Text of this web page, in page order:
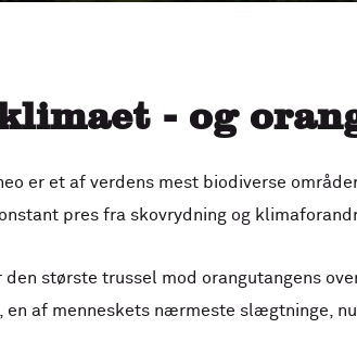
- og
er et af verdens mest biodiverse
pres fra skovrydning og
den største trussel mod orangutangens
en af menneskets nærmeste slægtninge,